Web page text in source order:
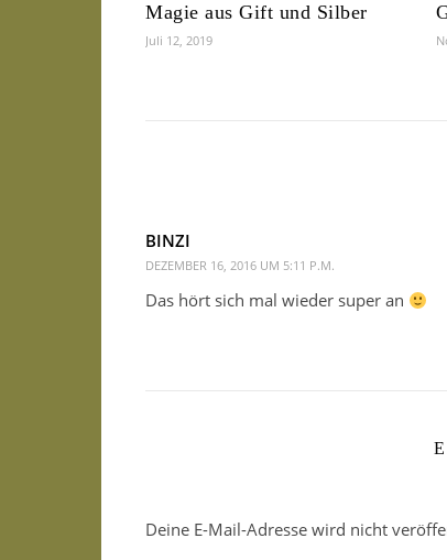
Magie aus Gift und Silber
Juli 12, 2019
BINZI
DEZEMBER 16, 2016 UM 5:11 P.M.
Das hört sich mal wieder super an
Deine E-Mail-Adresse wird nicht